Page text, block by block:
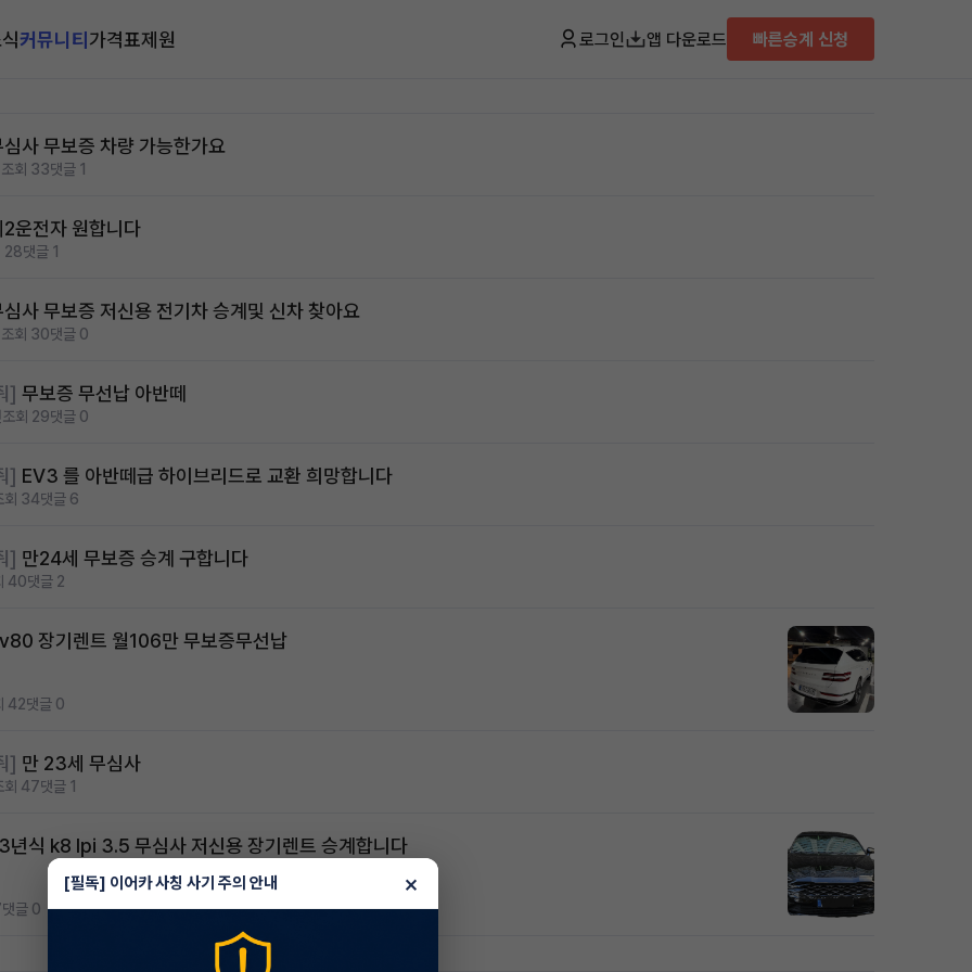
커뮤니티가격표제원 로그인 앱 다운로드 빠른승계 신청
심사 무보증 차량 가능한가요
조회 33댓글 1
2운전자 원합니다
28댓글 1
심사 무보증 저신용 전기차 승계및 신차 찾아요
조회 30댓글 0
] 무보증 무선납 아반떼
조회 29댓글 0
] EV3 를 아반떼급 하이브리드로 교환 희망합니다
회 34댓글 6
] 만24세 무보증 승계 구합니다
40댓글 2
장기렌트 월106만 무보증무선납
42댓글 0
] 만 23세 무심사
회 47댓글 1
년식 k8 lpi 3.5 무심사 저신용 장기렌트 승계합니다
댓글 0
[필독] 이어카 사칭 사기 주의 안내 ×